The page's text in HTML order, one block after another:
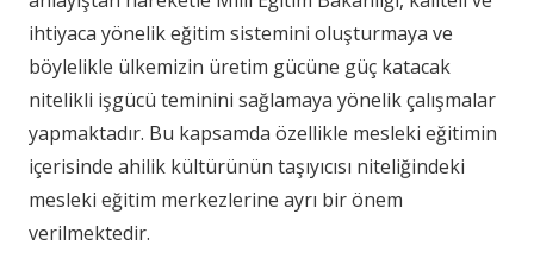
ihtiyaca yönelik eğitim sistemini oluşturmaya ve
böylelikle ülkemizin üretim gücüne güç katacak
nitelikli işgücü teminini sağlamaya yönelik çalışmalar
yapmaktadır. Bu kapsamda özellikle mesleki eğitimin
içerisinde ahilik kültürünün taşıyıcısı niteliğindeki
mesleki eğitim merkezlerine ayrı bir önem
verilmektedir.